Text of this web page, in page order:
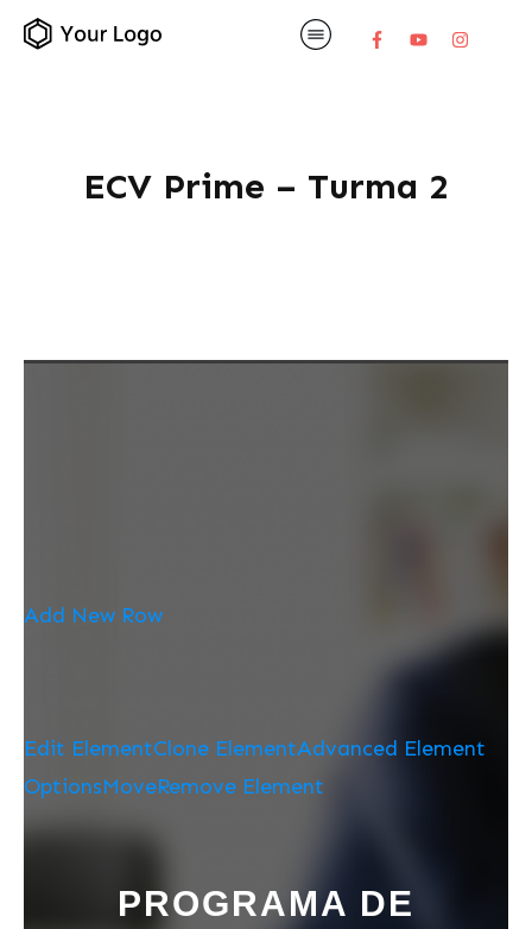
ECV Prime – Turma 2
Add New Row
Edit ElementClone ElementAdvanced Element
OptionsMoveRemove Element
PROGRAMA DE